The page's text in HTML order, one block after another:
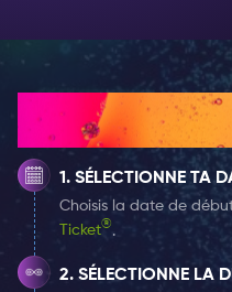
À quoi s'attendre?
:
par des experts qui te
(disponibles à l'achat
Une musique étonnante :
DJs géniaux, qui
chauds pour vous faire
Une foule de fêtards
:
animée, qui aime
Comment
SÉLECTIONNE TA
Choisis la date de
Ticket®.
SÉLECTIONNE LA